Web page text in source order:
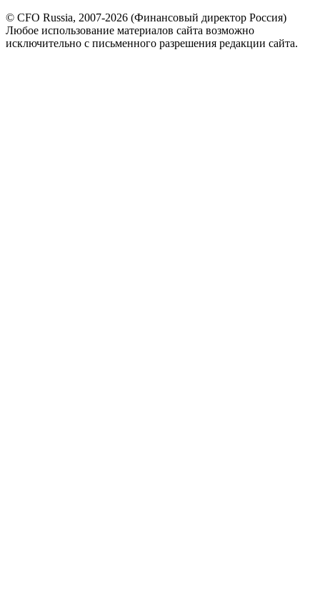
© CFO Russia, 2007-2026 (Финансовый директор Россия)
Любое использование материалов сайта возможно
исключительно с письменного разрешения редакции сайта.